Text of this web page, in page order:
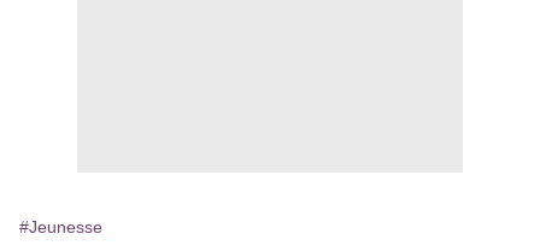
#Jeunesse